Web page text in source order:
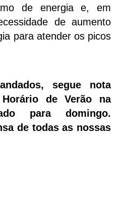
de energia e, em
de aumento
para atender os picos
segue nota
de Verão na
para domingo.
de todas as nossas